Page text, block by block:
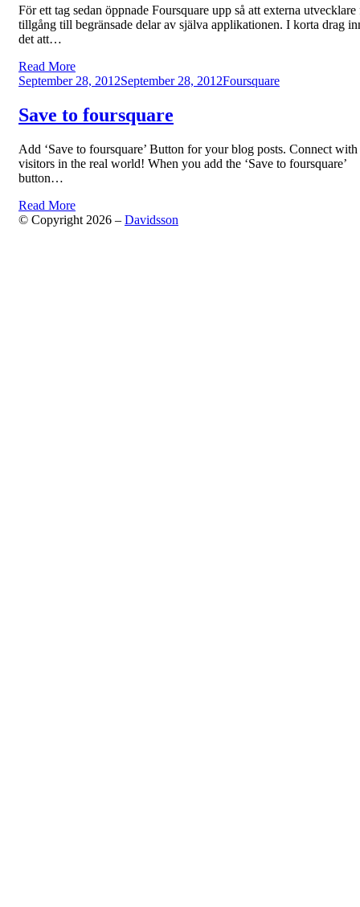
För ett tag sedan öppnade Foursquare upp så att externa utvecklare
tillgång till begränsade delar av själva applikationen. I korta drag
det att…
Read More
Posted
September 28, 2012September 28, 2012Foursquare
Save to foursquare
Add ‘Save to foursquare’ Button for your blog posts. Connect
visitors in the real world! When you add the ‘Save to foursquare’
button…
Read More
© Copyright 2026 – Davidsson